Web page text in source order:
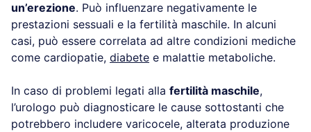
un’erezione. Può influenzare negativamente le
prestazioni sessuali e la fertilità maschile. In alcuni
casi, può essere correlata ad altre condizioni mediche
come cardiopatie, diabete e malattie metaboliche.
In caso di problemi legati alla fertilità maschile,
l’urologo può diagnosticare le cause sottostanti che
potrebbero includere varicocele, alterata produzione